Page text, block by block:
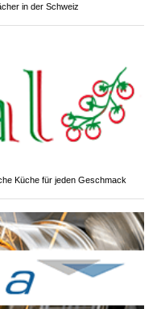
in der Schweiz
Küche für jeden Geschmack